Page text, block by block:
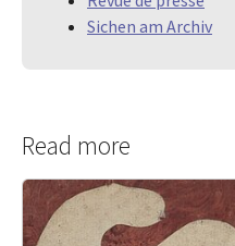
Sichen am Archiv
Read more